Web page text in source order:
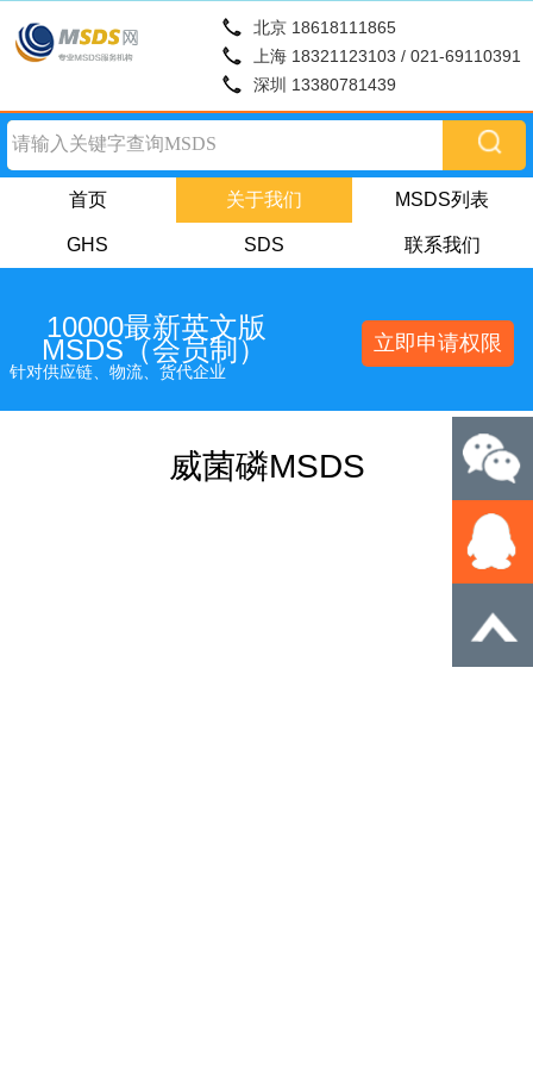
北京 18618111865
上海 18321123103 / 021-69110391
深圳 13380781439
首页 关于我们 MSDS列表
GHS SDS 联系我们
10000最新英文版
MSDS（会员制）
针对供应链、物流、货代企业
立即申请权限
威菌磷MSDS